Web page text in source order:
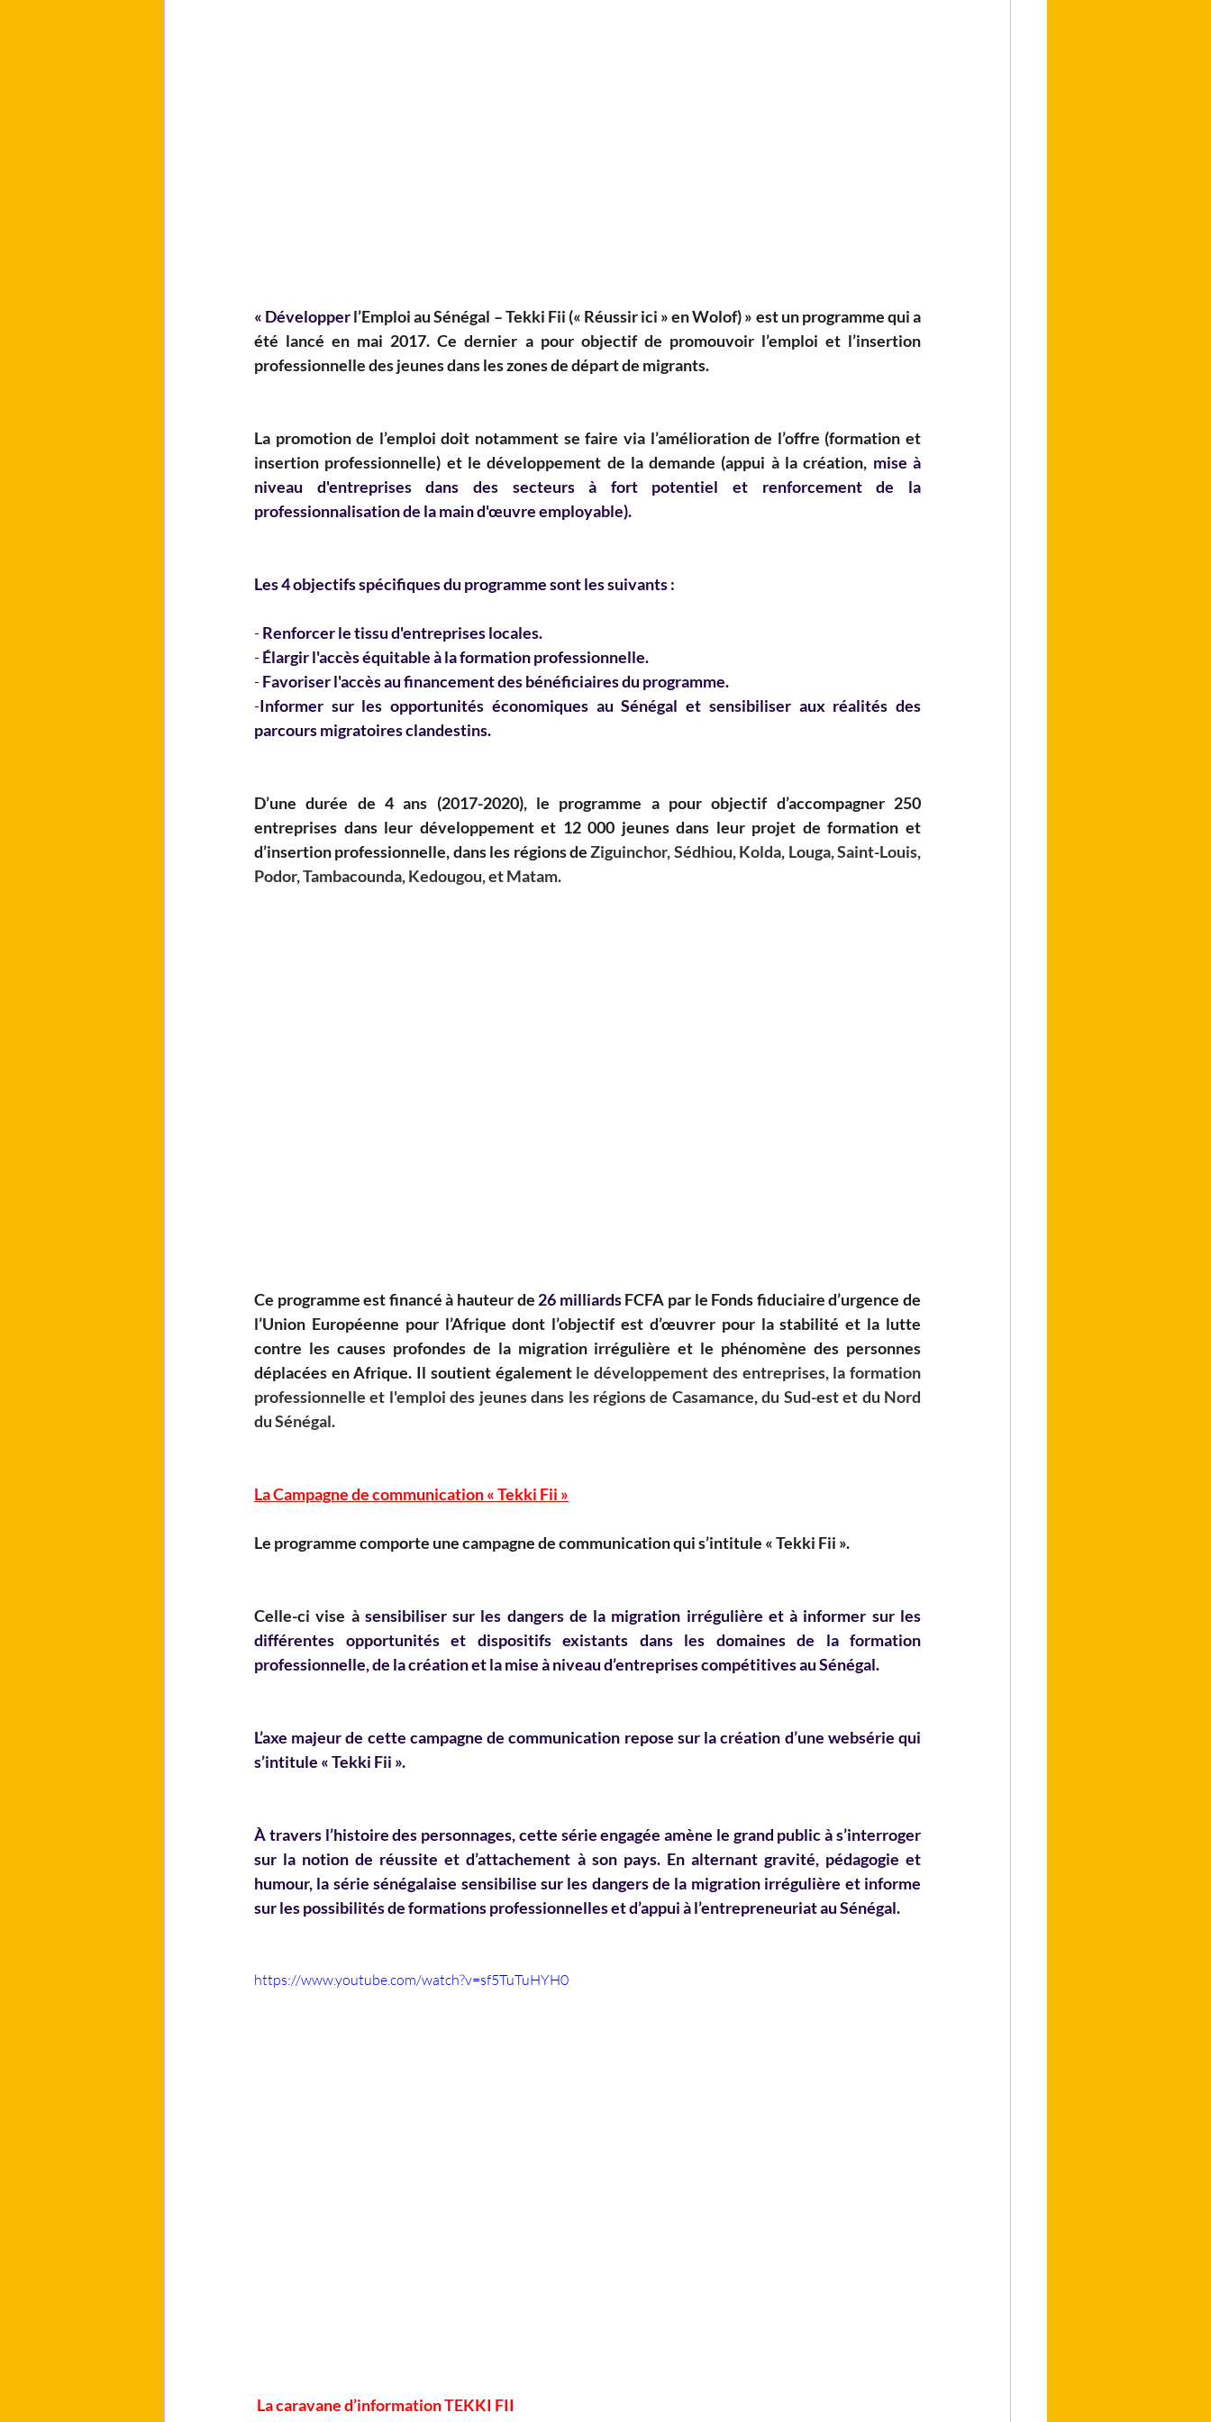
« Développer l’Emploi au Sénégal – Tekki Fii (« Réussir ici » en Wolof) » est un programme qui a
été lancé en mai 2017. Ce dernier a pour objectif de promouvoir l’emploi et l’insertion
professionnelle des jeunes dans les zones de départ de migrants.
La promotion de l’emploi doit notamment se faire via l’amélioration de l’offre (formation et
insertion professionnelle) et le développement de la demande (appui à la création, mise à
niveau d'entreprises dans des secteurs à fort potentiel et renforcement de la
professionnalisation de la main d'œuvre employable).
Les 4 objectifs spécifiques du programme sont les suivants :
- Renforcer le tissu d'entreprises locales.
- Élargir l'accès équitable à la formation professionnelle.
- Favoriser l'accès au financement des bénéficiaires du programme.
-Informer sur les opportunités économiques au Sénégal et sensibiliser aux réalités des
parcours migratoires clandestins.
D’une durée de 4 ans (2017-2020), le programme a pour objectif d’accompagner 250
entreprises dans leur développement et 12 000 jeunes dans leur projet de formation et
d’insertion professionnelle, dans les régions de Ziguinchor, Sédhiou, Kolda, Louga, Saint-Louis,
Podor, Tambacounda, Kedougou, et Matam.
Ce programme est financé à hauteur de 26 milliards FCFA par le Fonds fiduciaire d’urgence de
l’Union Européenne pour l’Afrique dont l’objectif est d’œuvrer pour la stabilité et la lutte
contre les causes profondes de la migration irrégulière et le phénomène des personnes
déplacées en Afrique. Il soutient également le développement des entreprises, la formation
professionnelle et l'emploi des jeunes dans les régions de Casamance, du Sud-est et du Nord
du Sénégal.
La Campagne de communication « Tekki Fii »
Le programme comporte une campagne de communication qui s’intitule « Tekki Fii ».
Celle-ci vise à sensibiliser sur les dangers de la migration irrégulière et à informer sur les
différentes opportunités et dispositifs existants dans les domaines de la formation
professionnelle, de la création et la mise à niveau d’entreprises compétitives au Sénégal.
L’axe majeur de cette campagne de communication repose sur la création d’une websérie qui
s’intitule « Tekki Fii ».
À travers l’histoire des personnages, cette série engagée amène le grand public à s’interroger
sur la notion de réussite et d’attachement à son pays. En alternant gravité, pédagogie et
humour, la série sénégalaise sensibilise sur les dangers de la migration irrégulière et informe
sur les possibilités de formations professionnelles et d’appui à l’entrepreneuriat au Sénégal.
https://www.youtube.com/watch?v=sf5TuTuHYH0
La caravane d’information TEKKI FII